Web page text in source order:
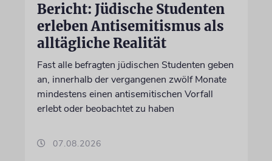
Bericht: Jüdische Studenten
erleben Antisemitismus als
alltägliche Realität
Fast alle befragten jüdischen Studenten geben
an, innerhalb der vergangenen zwölf Monate
mindestens einen antisemitischen Vorfall
erlebt oder beobachtet zu haben
07.08.2026